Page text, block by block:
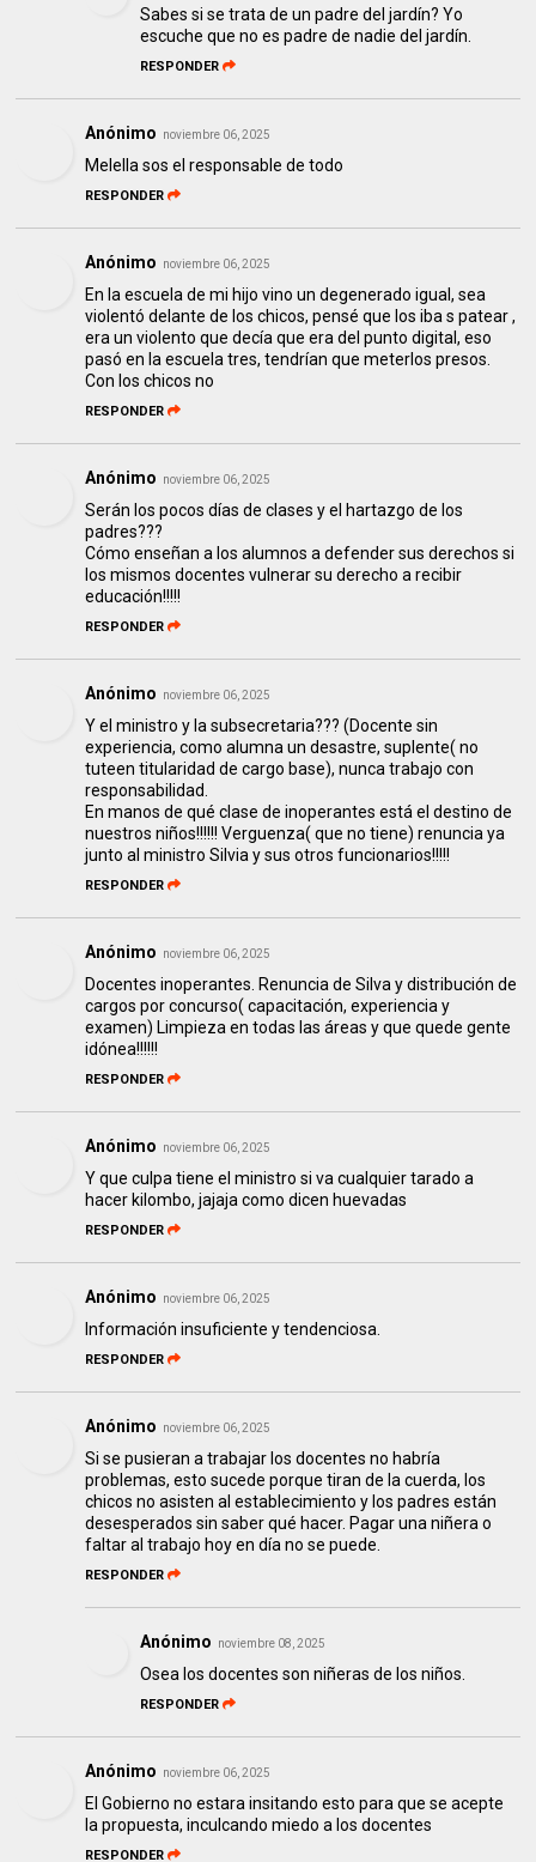
Sabes si se trata de un padre del jardín? Yo
escuche que no es padre de nadie del jardín.
RESPONDER
Anónimo noviembre 06, 2025
Melella sos el responsable de todo
RESPONDER
Anónimo noviembre 06, 2025
En la escuela de mi hijo vino un degenerado igual, sea
violentó delante de los chicos, pensé que los iba s patear ,
era un violento que decía que era del punto digital, eso
pasó en la escuela tres, tendrían que meterlos presos.
Con los chicos no
RESPONDER
Anónimo noviembre 06, 2025
Serán los pocos días de clases y el hartazgo de los
padres???
Cómo enseñan a los alumnos a defender sus derechos si
los mismos docentes vulnerar su derecho a recibir
educación!!!!!
RESPONDER
Anónimo noviembre 06, 2025
Y el ministro y la subsecretaria??? (Docente sin
experiencia, como alumna un desastre, suplente( no
tuteen titularidad de cargo base), nunca trabajo con
responsabilidad.
En manos de qué clase de inoperantes está el destino de
nuestros niños!!!!!! Verguenza( que no tiene) renuncia ya
junto al ministro Silvia y sus otros funcionarios!!!!!
RESPONDER
Anónimo noviembre 06, 2025
Docentes inoperantes. Renuncia de Silva y distribución de
cargos por concurso( capacitación, experiencia y
examen) Limpieza en todas las áreas y que quede gente
idónea!!!!!!
RESPONDER
Anónimo noviembre 06, 2025
Y que culpa tiene el ministro si va cualquier tarado a
hacer kilombo, jajaja como dicen huevadas
RESPONDER
Anónimo noviembre 06, 2025
Información insuficiente y tendenciosa.
RESPONDER
Anónimo noviembre 06, 2025
Si se pusieran a trabajar los docentes no habría
problemas, esto sucede porque tiran de la cuerda, los
chicos no asisten al establecimiento y los padres están
desesperados sin saber qué hacer. Pagar una niñera o
faltar al trabajo hoy en día no se puede.
RESPONDER
Anónimo noviembre 08, 2025
Osea los docentes son niñeras de los niños.
RESPONDER
Anónimo noviembre 06, 2025
El Gobierno no estara insitando esto para que se acepte
la propuesta, inculcando miedo a los docentes
RESPONDER